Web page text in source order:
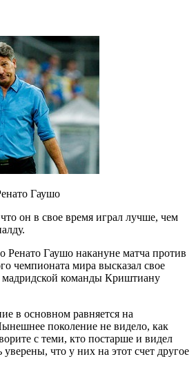
Гаушо
он в свое время играл лучше, чем
Ренато Гаушо накануне матча против
чемпионата мира высказал свое
команды Криштиану
в основном равняется на
поколение не видело, как
с теми, кто постарше и видел
что у них на этот счет другое